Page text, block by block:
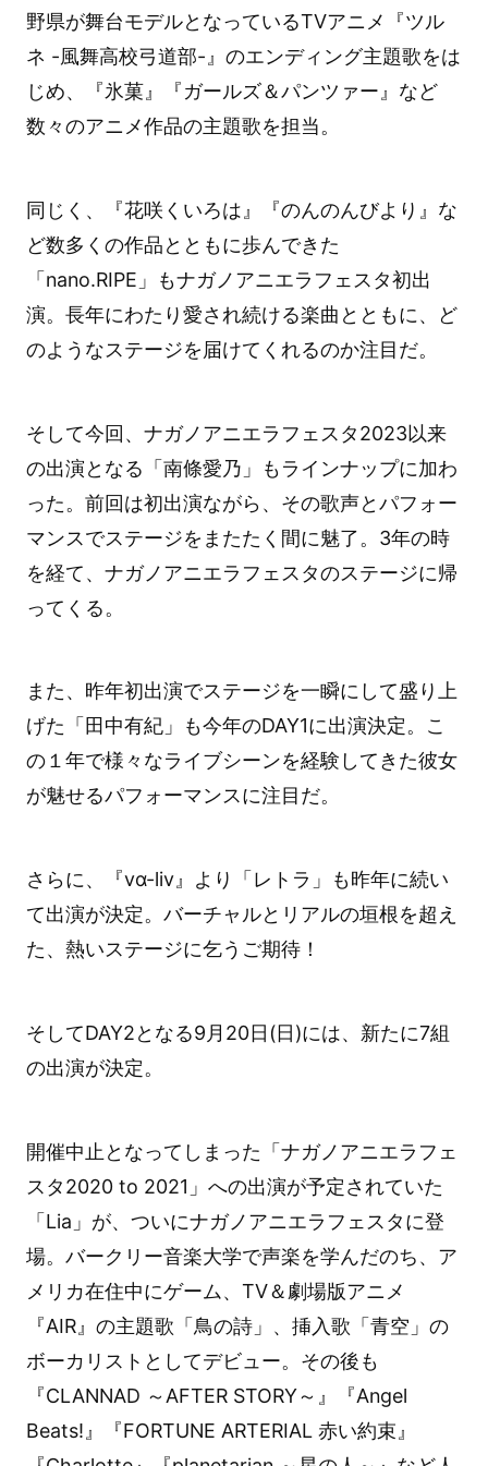
野県が舞台モデルとなっているTVアニメ『ツル
ネ -風舞高校弓道部-』のエンディング主題歌をは
じめ、『氷菓』『ガールズ＆パンツァー』など
数々のアニメ作品の主題歌を担当。
同じく、『花咲くいろは』『のんのんびより』な
ど数多くの作品とともに歩んできた
「nano.RIPE」もナガノアニエラフェスタ初出
演。長年にわたり愛され続ける楽曲とともに、ど
のようなステージを届けてくれるのか注目だ。
そして今回、ナガノアニエラフェスタ2023以来
の出演となる「南條愛乃」もラインナップに加わ
った。前回は初出演ながら、その歌声とパフォー
マンスでステージをまたたく間に魅了。3年の時
を経て、ナガノアニエラフェスタのステージに帰
ってくる。
また、昨年初出演でステージを一瞬にして盛り上
げた「田中有紀」も今年のDAY1に出演決定。こ
の１年で様々なライブシーンを経験してきた彼女
が魅せるパフォーマンスに注目だ。
さらに、『vα-liv』より「レトラ」も昨年に続い
て出演が決定。バーチャルとリアルの垣根を超え
た、熱いステージに乞うご期待！
そしてDAY2となる9月20日(日)には、新たに7組
の出演が決定。
開催中止となってしまった「ナガノアニエラフェ
スタ2020 to 2021」への出演が予定されていた
「Lia」が、ついにナガノアニエラフェスタに登
場。バークリー音楽大学で声楽を学んだのち、ア
メリカ在住中にゲーム、TV＆劇場版アニメ
『AIR』の主題歌「鳥の詩」、挿入歌「青空」の
ボーカリストとしてデビュー。その後も
『CLANNAD ～AFTER STORY～』『Angel
Beats!』『FORTUNE ARTERIAL 赤い約束』